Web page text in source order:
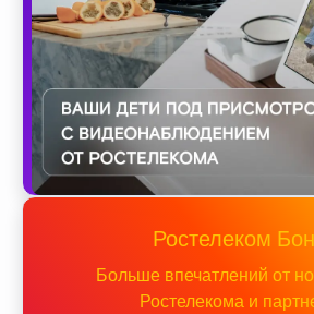
Ростелеком
Больше впечатлений от
Ростелекома и